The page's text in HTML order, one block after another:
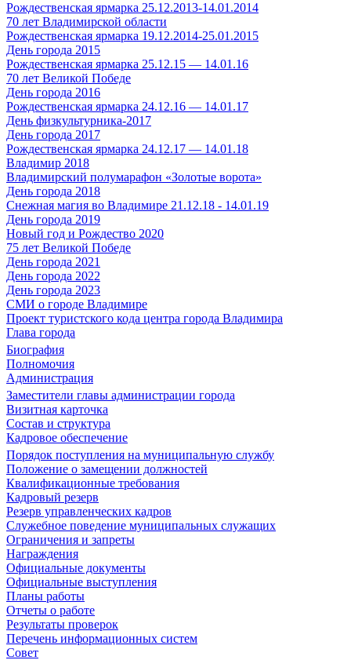
Рождественская ярмарка 25.12.2013-14.01.2014
70 лет Владимирской области
Рождественская ярмарка 19.12.2014-25.01.2015
День города 2015
Рождественская ярмарка 25.12.15 — 14.01.16
70 лет Великой Победе
День города 2016
Рождественская ярмарка 24.12.16 — 14.01.17
День физкультурника-2017
День города 2017
Рождественская ярмарка 24.12.17 — 14.01.18
Владимир 2018
Владимирский полумарафон «Золотые ворота»
День города 2018
Снежная магия во Владимире 21.12.18 - 14.01.19
День города 2019
Новый год и Рождество 2020
75 лет Великой Победе
День города 2021
День города 2022
День города 2023
СМИ о городе Владимире
Проект туристского кода центра города Владимира
Глава города
Биография
Полномочия
Администрация
Заместители главы администрации города
Визитная карточка
Состав и структура
Кадровое обеспечение
Порядок поступления на муниципальную службу
Положение о замещении должностей
Квалификационные требования
Кадровый резерв
Резерв управленческих кадров
Служебное поведение муниципальных служащих
Ограничения и запреты
Награждения
Официальные документы
Официальные выступления
Планы работы
Отчеты о работе
Результаты проверок
Перечень информационных систем
Совет